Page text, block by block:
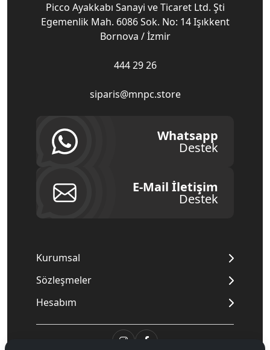
Picco Ayakkabı Sanayi ve Ticaret Ltd. Şti
Egemenlik Mah. 6086 Sok. No: 14 Işıkkent
Bornova / İzmir
444 29 26
siparis@mnpc.store
Whatsapp
Destek
E-Mail İletişim
Destek
Kurumsal
Sözleşmeler
Hesabım